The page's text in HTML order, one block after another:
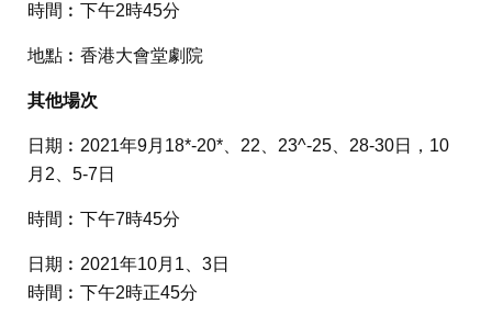
時間︰下午2時45分
地點︰香港大會堂劇院
其他場次
日期︰2021年9月18*-20*、22、23^-25、28-30日，10
月2、5-7日
時間︰下午7時45分
日期︰2021年10月1、3日
時間︰下午2時正45分